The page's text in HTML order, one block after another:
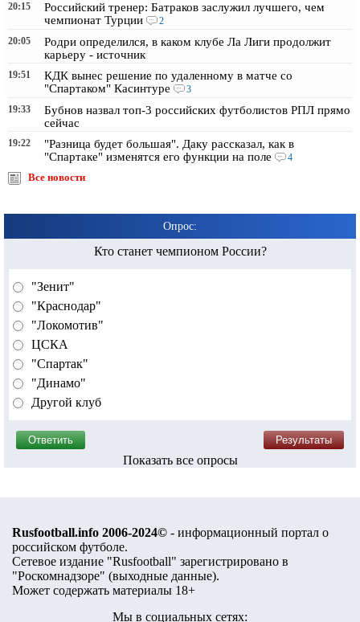
20:15
Российский тренер: Батраков заслужил лучшего, чем
чемпионат Турции
2
20:05
Родри определился, в каком клубе Ла Лиги продолжит
карьеру - источник
19:51
КДК вынес решение по удаленному в матче со
"Спартаком" Касинтуре
3
19:33
Бубнов назвал топ-3 российских футболистов РПЛ прямо
сейчас
19:22
"Разница будет большая". Даку рассказал, как в
"Спартаке" изменятся его функции на поле
4
Все новости
Опрос:
Кто станет чемпионом России?
"Зенит"
"Краснодар"
"Локомотив"
ЦСКА
"Спартак"
"Динамо"
Другой клуб
Показать все опросы
Rusfootball.info 2006-2024© - информационный портал о
российском футболе.
Сетевое издание "Rusfootball" зарегистрировано в
"Роскомнадзоре" (выходные данные).
Может содержать материалы 18+
Мы в социальных сетях: